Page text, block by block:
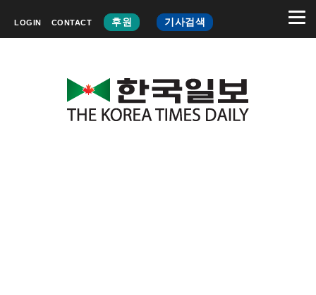
LOGIN CONTACT 후원 기사검색